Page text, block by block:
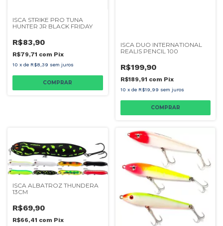
ISCA STRIKE PRO TUNA
HUNTER JR BLACK FRIDAY
R$83,90
R$79,71 com Pix
10 x de R$8,39 sem juros
COMPRAR
ISCA DUO INTERNATIONAL
REALIS PENCIL 100
R$199,90
R$189,91 com Pix
10 x de R$19,99 sem juros
COMPRAR
ISCA ALBATROZ THUNDERA
13CM
R$69,90
R$66,41 com Pix